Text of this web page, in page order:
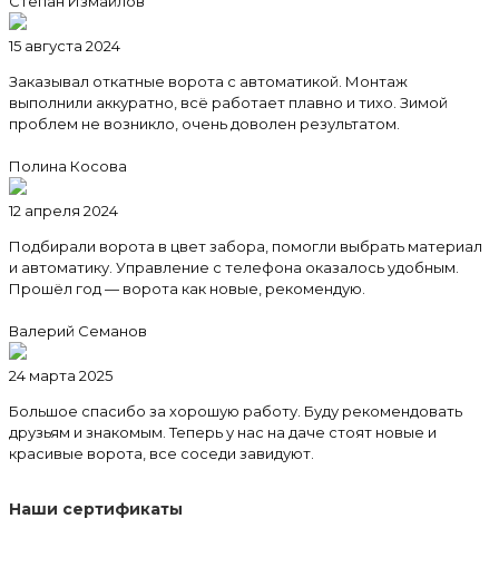
15 августа 2024
Заказывал откатные ворота с автоматикой. Монтаж
выполнили аккуратно, всё работает плавно и тихо. Зимой
проблем не возникло, очень доволен результатом.
Полина Косова
12 апреля 2024
Подбирали ворота в цвет забора, помогли выбрать материал
и автоматику. Управление с телефона оказалось удобным.
Прошёл год — ворота как новые, рекомендую.
Валерий Семанов
24 марта 2025
Большое спасибо за хорошую работу. Буду рекомендовать
друзьям и знакомым. Теперь у нас на даче стоят новые и
красивые ворота, все соседи завидуют.
Наши сертификаты